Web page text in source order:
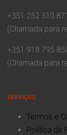
+351 252 310 871
(Chamada para
+351 918 795
(Chamada para
SERVIÇOS
Termos e
Politica de